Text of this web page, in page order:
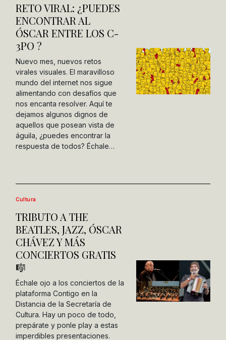
RETO VIRAL: ¿PUEDES
ENCONTRAR AL
ÓSCAR ENTRE LOS C-
3PO ?
Nuevo mes, nuevos retos
virales visuales. El maravilloso
mundo del internet nos sigue
alimentando con desafíos que
nos encanta resolver. Aquí te
dejamos algunos dignos de
aquellos que posean vista de
águila, ¿puedes encontrar la
respuesta de todos? Échale…
Cultura
TRIBUTO A THE
BEATLES, JAZZ, ÓSCAR
CHÁVEZ Y MÁS
CONCIERTOS GRATIS
🎼
Échale ojo a los conciertos de la
plataforma Contigo en la
Distancia de la Secretaría de
Cultura. Hay un poco de todo,
prepárate y ponle play a estas
imperdibles presentaciones.